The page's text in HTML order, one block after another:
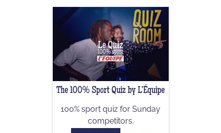
The 100% Sport Quiz by L'Équipe
100% sport quiz for Sunday
competitors.